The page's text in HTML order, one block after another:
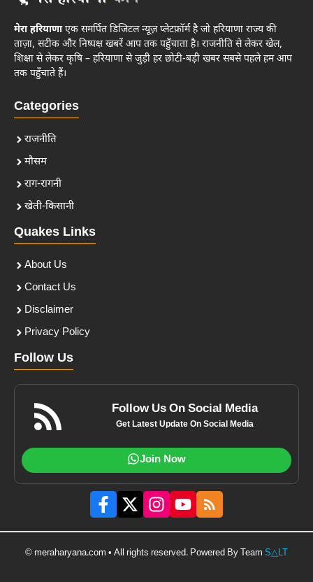
मेरा हरियाणाएक समर्पित डिजिटल न्यूज़ प्लेटफ़ॉर्म है जो हरियाणा राज्य की
ताज़ा, सटीक और निष्पक्ष खबरें आप तक पहुँचाता है। राजनीति से लेकर खेल,
शिक्षा से लेकर कृषि – हरियाणा से जुड़ी हर छोटी-बड़ी खबर सबसे पहले हम आप
तक पहुँचाते हैं।
Categories
राजनीति
मौसम
राग-रागनी
खेती-किसानी
Quakes Links
About Us
Contact Us
Disclaimer
Privacy Policy
Follow Us
Follow Us On Social Media
Get Latest Update On Social Media
Join Now
© meraharyana.com • All rights reserved. Powered By Team S△LT